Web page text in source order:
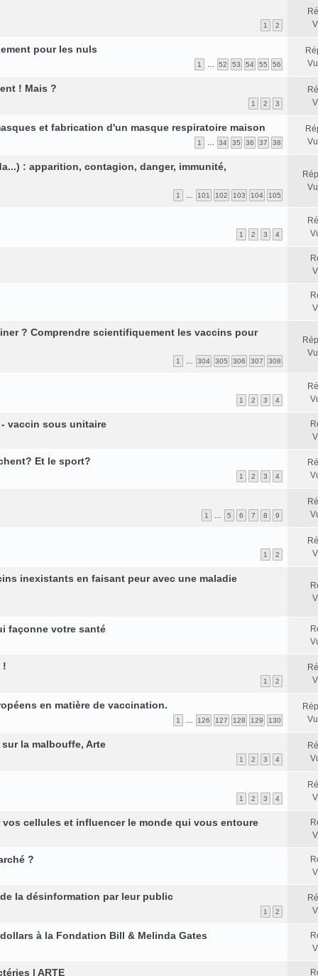
1 2
pour les nuls
1 52 53 54 55 56
! Mais ?
1 2 3
et fabrication d'un masque respiratoire maison
1 34 35 36 37 38
: apparition, contagion, danger, immunité,
1 101 102 103 104 105
1 2 3 4
? Comprendre scientifiquement les vaccins pour
1 304 305 306 307 308
1 2 3 4
vaccin sous unitaire
Et le sport?
1 2 3 4
1 5 6 7 8 9
1 2
inexistants en faisant peur avec une maladie
façonne votre santé
!
1 2
en matière de vaccination.
1 126 127 128 129 130
la malbouffe, Arte
1 2 3 4
1 2 3 4
cellules et influencer le monde qui vous entoure
?
la désinformation par leur public
1 2
à la Fondation Bill & Melinda Gates
| ARTE